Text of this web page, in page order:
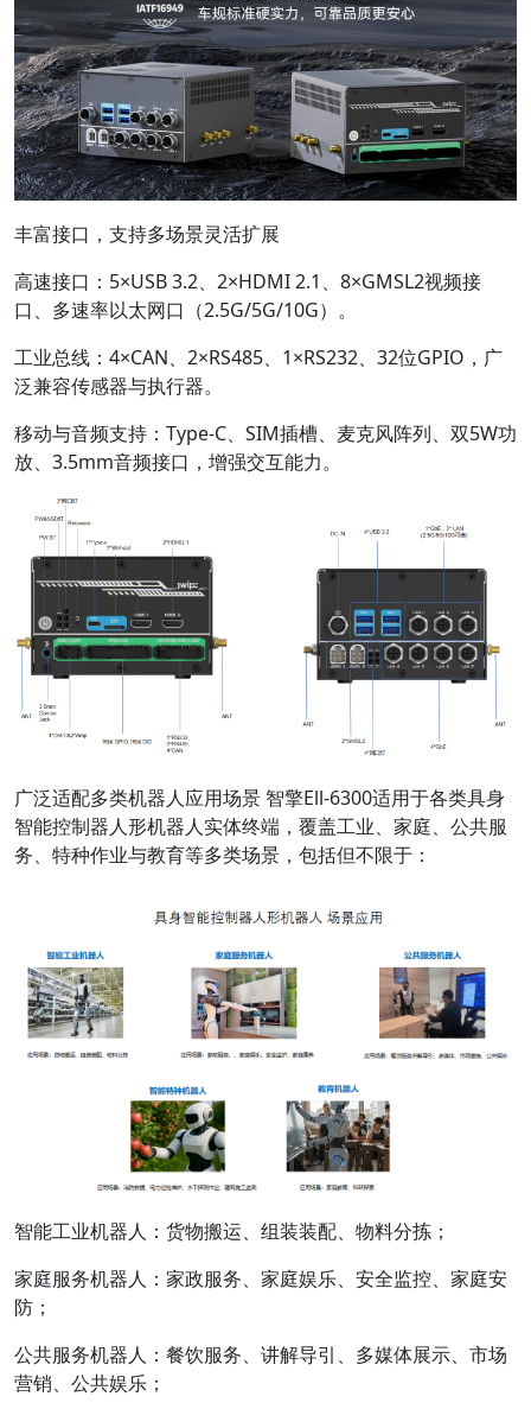
丰富接口，支持多场景灵活扩展
高速接口：5×USB 3.2、2×HDMI 2.1、8×GMSL2视频接
口、多速率以太网口（2.5G/5G/10G）。
工业总线：4×CAN、2×RS485、1×RS232、32位GPIO，广
泛兼容传感器与执行器。
移动与音频支持：Type-C、SIM插槽、麦克风阵列、双5W功
放、3.5mm音频接口，增强交互能力。
广泛适配多类机器人应用场景 智擎Ell-6300适用于各类具身
智能控制器人形机器人实体终端，覆盖工业、家庭、公共服
务、特种作业与教育等多类场景，包括但不限于：
智能工业机器人：货物搬运、组装装配、物料分拣；
家庭服务机器人：家政服务、家庭娱乐、安全监控、家庭安
防；
公共服务机器人：餐饮服务、讲解导引、多媒体展示、市场
营销、公共娱乐；